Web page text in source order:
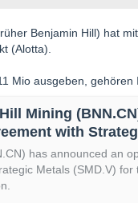
Benjamin Hill) hat
(Alotta).
Mio ausgeben, gehören
Mining
with
has announced an
Metals (SMD.V) for